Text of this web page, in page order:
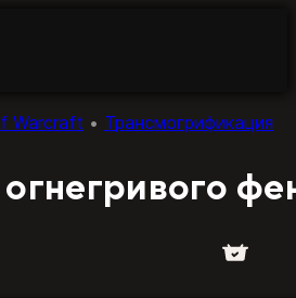
Warcraft • Трансмогрификация